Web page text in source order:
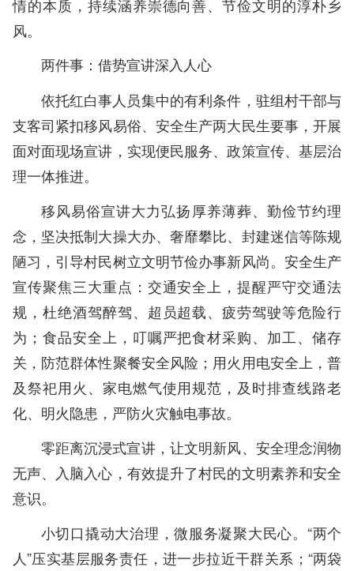
情的本质，持续涵养崇德向善、节俭文明的淳朴乡
风。
两件事：借势宣讲深入人心
依托红白事人员集中的有利条件，驻组村干部与
支客司紧扣移风易俗、安全生产两大民生要事，开展
面对面现场宣讲，实现便民服务、政策宣传、基层治
理一体推进。
移风易俗宣讲大力弘扬厚养薄葬、勤俭节约理
念，坚决抵制大操大办、奢靡攀比、封建迷信等陈规
陋习，引导村民树立文明节俭办事新风尚。安全生产
宣传聚焦三大重点：交通安全上，提醒严守交通法
规，杜绝酒驾醉驾、超员超载、疲劳驾驶等危险行
为；食品安全上，叮嘱严把食材采购、加工、储存
关，防范群体性聚餐安全风险；用火用电安全上，普
及祭祀用火、家电燃气使用规范，及时排查线路老
化、明火隐患，严防火灾触电事故。
零距离沉浸式宣讲，让文明新风、安全理念润物
无声、入脑入心，有效提升了村民的文明素养和安全
意识。
小切口撬动大治理，微服务凝聚大民心。“两个
人”压实基层服务责任，进一步拉近干群关系；“两袋